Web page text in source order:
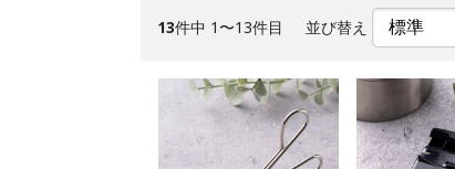
裁縫・ソーイング用品
メンズケア用品
身だしなみ用品
裁縫・ソーイング用品
13件中 1〜13件目 並び替え